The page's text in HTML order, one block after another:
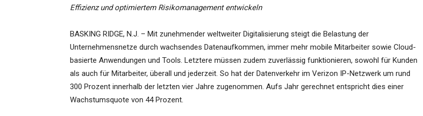
Effizienz und optimiertem Risikomanagement entwickeln
BASKING RIDGE, N.J. – Mit zunehmender weltweiter Digitalisierung steigt die Belastung der
Unternehmensnetze durch wachsendes Datenaufkommen, immer mehr mobile Mitarbeiter sowie Cloud-
basierte Anwendungen und Tools. Letztere müssen zudem zuverlässig funktionieren, sowohl für Kunden
als auch für Mitarbeiter, überall und jederzeit. So hat der Datenverkehr im Verizon IP-Netzwerk um rund
300 Prozent innerhalb der letzten vier Jahre zugenommen. Aufs Jahr gerechnet entspricht dies einer
Wachstumsquote von 44 Prozent.